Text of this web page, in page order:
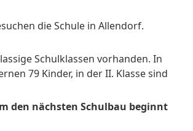
die Schule in Allendorf.
Schulklassen vorhanden. In
79 Kinder, in der II. Klasse sind
den nächsten Schulbau beginnt